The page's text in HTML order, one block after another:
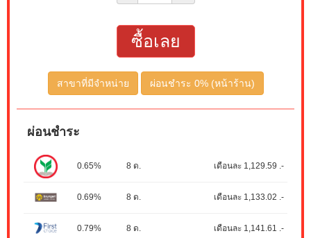
ซื้อเลย
สาขาที่มีจำหน่าย ผ่อนชำระ 0% (หน้าร้าน)
ผ่อนชำระ
0.65% 8 ด. เดือนละ 1,129.59 .-
0.69% 8 ด. เดือนละ 1,133.02 .-
0.79% 8 ด. เดือนละ 1,141.61 .-